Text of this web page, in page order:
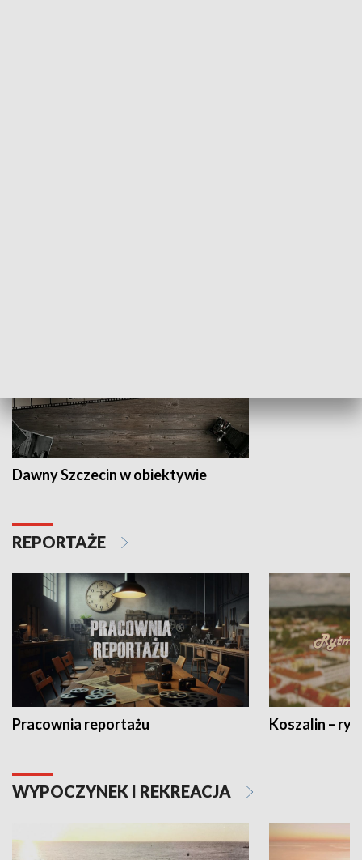
Dawny Szczecin w obiektywie
REPORTAŻE
Pracownia reportażu Koszalin –
WYPOCZYNEK I REKREACJA